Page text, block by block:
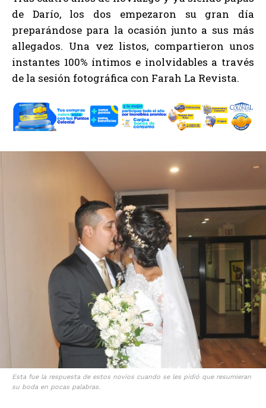
de Darío, los dos empezaron su gran día
preparándose para la ocasión junto a sus más
allegados. Una vez listos, compartieron unos
instantes 100% íntimos e inolvidables a través
de la sesión fotográfica con Farah La Revista.
Esta fue la respuesta de estos novios cuando se les pidió que resumieran
su boda en pocas palabras.